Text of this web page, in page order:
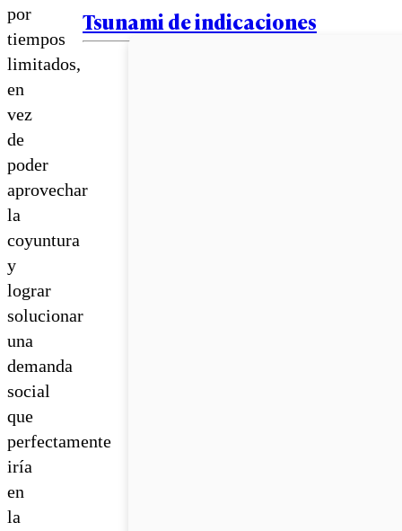
por
tiempos
limitados,
en
vez
de
poder
aprovechar
la
coyuntura
y
lograr
solucionar
una
demanda
social
que
perfectamente
iría
en
la
Tsunami de indicaciones